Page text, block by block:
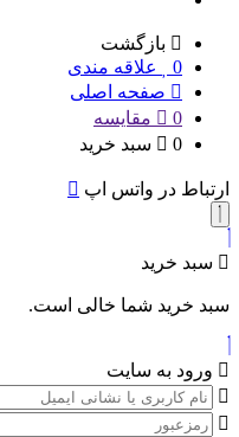
بازگشت
0
علاقه مندی
صفحه اصلی
0
مقایسه
0
سبد خرید
ارتباط در واتس اپ
سبد خرید
سبد خرید شما خالی است.
ورود به سایت